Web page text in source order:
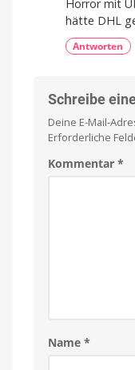
Horror mit
hätte DHL
Antworten
Schreibe
Deine E-Mail-
Erforderliche
Kommentar *
Name *